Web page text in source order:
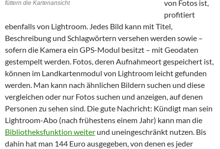
füttern die Kartenansicht
von Fotos ist,
profitiert
ebenfalls von Lightroom. Jedes Bild kann mit Titel,
Beschreibung und Schlagwörtern versehen werden sowie –
sofern die Kamera ein GPS-Modul besitzt – mit Geodaten
gestempelt werden. Fotos, deren Aufnahmeort gespeichert ist,
können im Landkartenmodul von Lightroom leicht gefunden
werden. Man kann nach ähnlichen Bildern suchen und diese
vergleichen oder nur Fotos suchen und anzeigen, auf denen
Personen zu sehen sind. Die gute Nachricht: Kündigt man sein
Lightroom-Abo (nach frühestens einem Jahr) kann man die
Bibliotheksfunktion weiter und uneingeschränkt nutzen. Bis
dahin hat man 144 Euro ausgegeben, von denen es jeder